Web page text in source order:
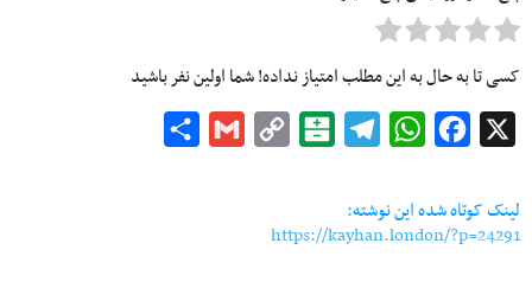
کسی تا به حال به این مطلب امتیاز نداده! شما اولین نفر باشید
Facebook
WhatsApp
Telegram
Balatarin
Copy
Gmail
لینک کوتاه شده این نوشته:
https://kayhan.london/?p=24291